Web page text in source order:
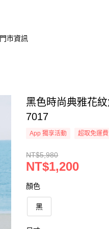
門市資訊
黑色時尚典雅花
7017
App 獨享活動 超取免運費
NT$5,980
NT$1,200
顏色
黑